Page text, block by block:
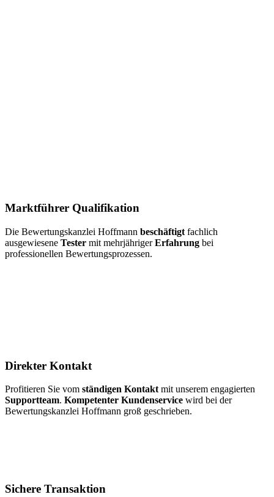
Marktführer Qualifikation
Die Bewertungskanzlei Hoffmann beschäftigt fachlich
ausgewiesene Tester mit mehrjährigerErfahrung bei
professionellen Bewertungsprozessen.
Direkter Kontakt
Profitieren Sie vom ständigen Kontaktmit unserem engagierten
Supportteam. Kompetenter Kundenservice wird bei der
Bewertungskanzlei Hoffmann groß geschrieben.
Sichere Transaktion